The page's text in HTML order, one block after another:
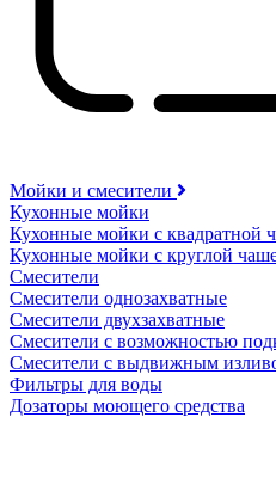
Мойки и смесители
Кухонные мойки
Кухонные мойки с квадратной
Кухонные мойки с круглой
Смесители
Смесители однозахватные
Смесители двухзахватные
Смесители с возможностью
Смесители с выдвижным
Фильтры для воды
Дозаторы моющего средства